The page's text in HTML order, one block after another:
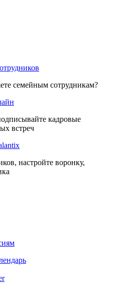
семейным сотрудникам?
кадровые
встреч
настройте воронку,